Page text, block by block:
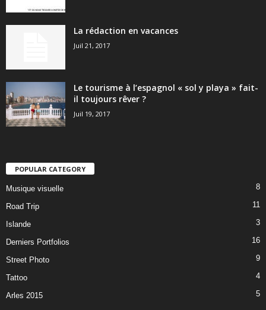
La rédaction en vacances
Juil 21, 2017
Le tourisme à l’espagnol « sol y playa » fait-
il toujours rêver ?
Juil 19, 2017
POPULAR CATEGORY
Musique visuelle 8
Road Trip 11
Islande 3
Derniers Portfolios 16
Street Photo 9
Tattoo 4
Arles 2015 5